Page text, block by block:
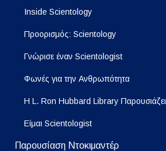
Inside Scientology
Προορισμός: Scientology
Γνώρισε έναν Scientologist
Φωνές για την Ανθρωπότητα
Η L. Ron Hubbard Library Παρουσιάζει
Είμαι Scientologist
Παρουσίαση Ντοκιμαντέρ